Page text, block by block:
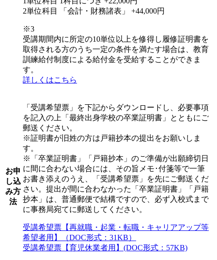
2単位科目 「会計・財務諸表」 +44,000円
※3
受講期間内に所定の10単位以上を修得し履修証明書を
取得される方のうち一定の条件を満たす場合は、教育
訓練給付制度による給付金を受給することができま
す。
詳しくはこちら
お申
し込
み方
法
「受講希望票」を下記からダウンロードし、必要事項
を記入の上「最終出身学校の卒業証明書」とともにご
郵送ください。
※証明書が旧姓の方は戸籍抄本の提出をお願いしま
す。
※「卒業証明書」「戸籍抄本」のご準備が出願締切日
に間に合わない場合には、その旨メモ･付箋等で一筆
お書き添えのうえ、「受講希望票」を先にご郵送くだ
さい。提出が間に合わなかった「卒業証明書」「戸籍
抄本」は、普通郵便で結構ですので、必ず入校式まで
に事務局宛てに郵送してください。
受講希望票【再就職・起業・転職・キャリアアップ等
希望者用】（DOC形式：31KB）
受講希望票【育児休業者用】(DOC形式：57KB)